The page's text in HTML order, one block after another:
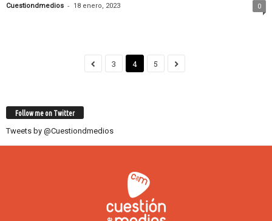
Cuestiondmedios - 18 enero, 2023 0
3 4 5
Follow me on Twitter
Tweets by @Cuestiondmedios